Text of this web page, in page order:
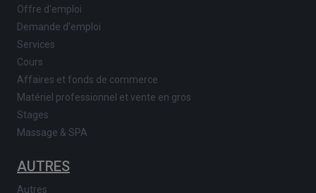
Offre d'emploi
Demande d'emploi
Services
Cours
Affaires et fonds de commerce
Matériel professionnel et vente en gros
Stages
Massage & SPA
AUTRES
Autres